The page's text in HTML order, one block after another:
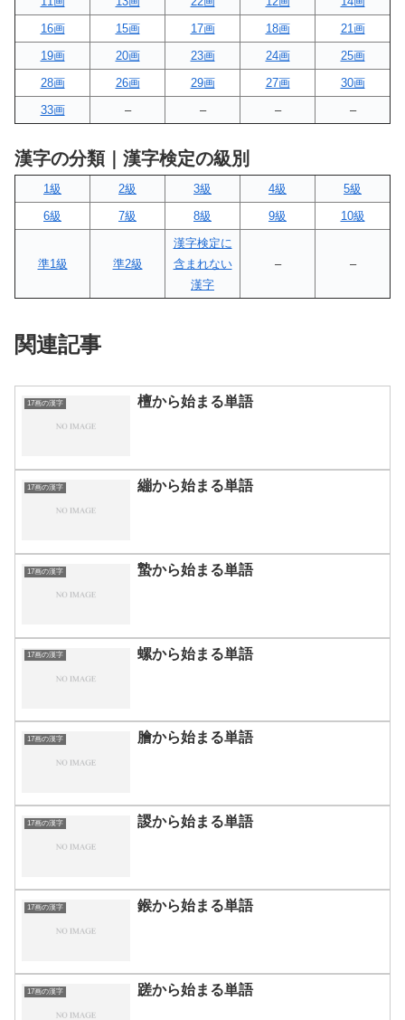
16画
15画 17画 18画
21画
19画
20画 23画 24画
25画
28画
26画 29画 27画
30画
33画
– – – –
漢字の分類｜漢字検定の級別
1級 2級 3級 4級
5級
6級
7級 8級 9級 10級
準1級 準2級
漢字検定に
含まれない
漢字
– –
関連記事
17画の漢字 檀から始まる単語
17画の漢字 繃から始まる単語
17画の漢字 蟄から始まる単語
17画の漢字 螺から始まる単語
17画の漢字 膾から始まる単語
17画の漢字 謖から始まる単語
17画の漢字 鍭から始まる単語
17画の漢字 蹉から始まる単語